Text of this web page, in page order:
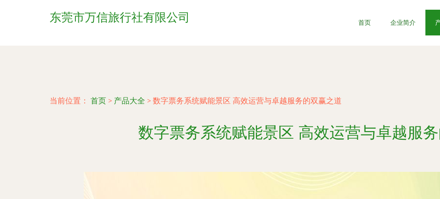
东莞市万信旅行社有限公司 首页 企业简介
当前位置： 首页 > 产品大全 > 数字票务系统赋能景区 高效运营与卓越服务的双赢之道
数字票务系统赋能景区 高效运营与卓越服